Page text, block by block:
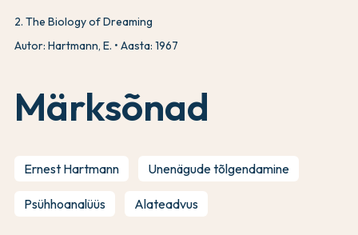
2. The Biology of Dreaming
Autor: Hartmann, E.
Aasta: 1967
Märksõnad
Ernest Hartmann Unenägude tõlgendamine
Psühhoanalüüs Alateadvus